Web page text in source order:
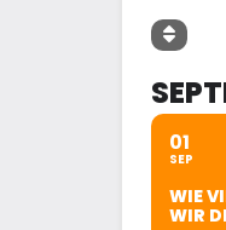
01
SEP
WIE
WIR